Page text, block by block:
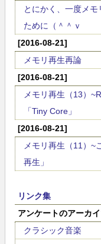
とにかく、一度メ
ために（＾＾ｖ
[2016-08-21]
メモリ再生再論
[2016-08-21]
メモリ再生（13）
「Tiny Core」
[2016-08-21]
メモリ再生（11）~
再生」
リンク集
アンケートのアーカ
クラシック音楽